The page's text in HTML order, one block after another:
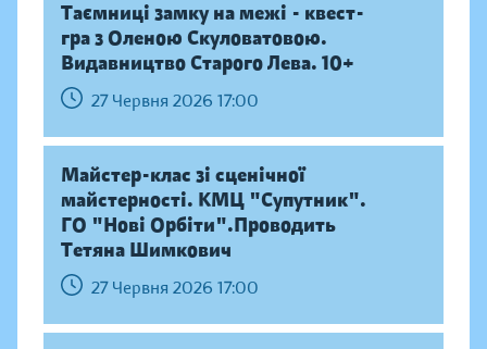
Таємниці замку на межі - квест-
гра з Оленою Скуловатовою.
Видавництво Старого Лева. 10+
27 Червня 2026 17:00
Майстер-клас зі сценічної
майстерності. КМЦ "Супутник".
ГО "Нові Орбіти".Проводить
Тетяна Шимкович
27 Червня 2026 17:00